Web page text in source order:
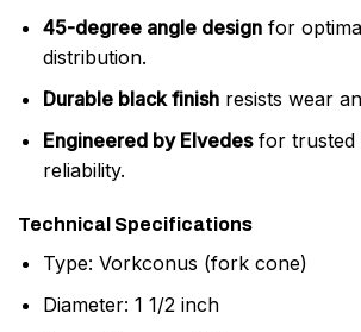
45-degree angle designfor
distribution.
Durable black finishresists wear
Engineered by Elvedesfor trusted
reliability.
Technical Specifications
Type: Vorkconus (fork cone)
Diameter: 1 1/2 inch